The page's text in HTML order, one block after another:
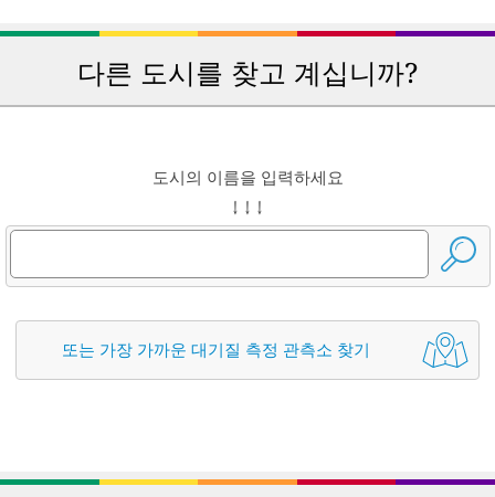
다른 도시를 찾고 계십니까?
도시의 이름을 입력하세요
↓ ↓ ↓
또는 가장 가까운 대기질 측정 관측소 찾기